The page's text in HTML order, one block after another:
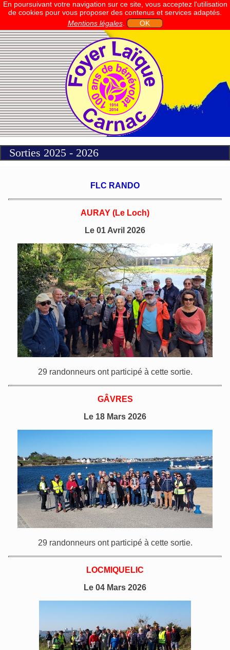
En poursuivant votre navigation sur ce site, vous acceptez l'utilisation
de cookies pour vous proposer des contenus et services adaptés.
Mentions légales. OK
Sorties 2025 - 2026
FLC RANDO
AURAY (Le Loch)
Le 01 Avril 2026
29 randonneurs ont participé à cette sortie.
GÂVRES
Le 18 Mars 2026
29 randonneurs ont participé à cette sortie.
LOCMIQUELIC
Le 04 Mars 2026